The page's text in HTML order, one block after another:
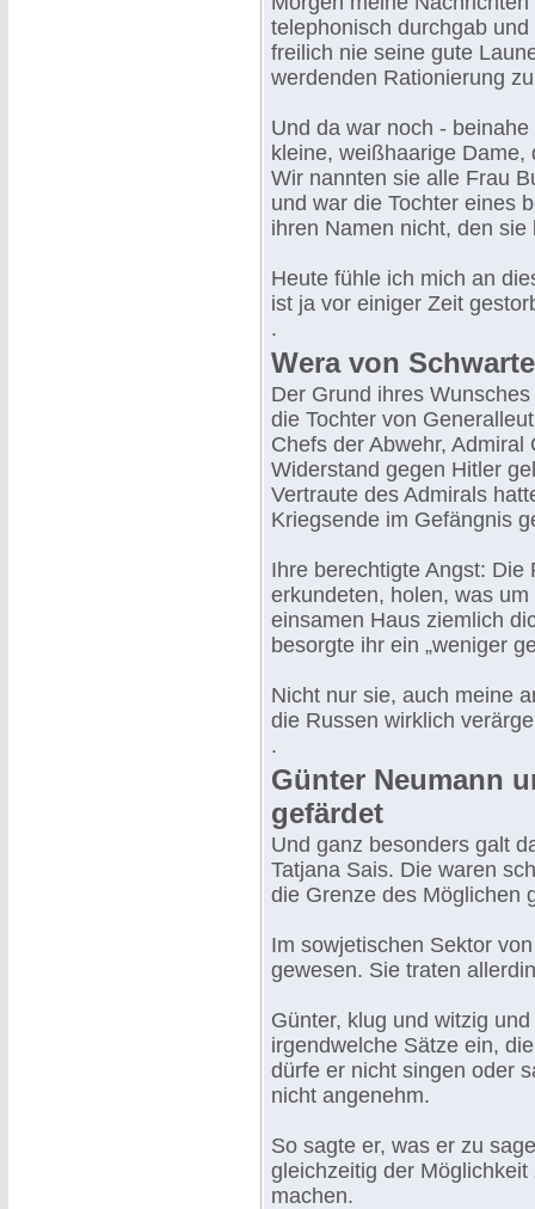
telephonisch durchgab
freilich nie seine gute
werdenden Rationierung
Und da war noch -
kleine, weißhaarige
Wir nannten sie alle Frau
und war die Tochter eines
ihren Namen nicht, den
Heute fühle ich mich an
ist ja vor einiger Zeit
.
Wera von
Der Grund ihres
die Tochter von
Chefs der Abwehr,
Widerstand gegen Hitler
Vertraute des Admirals
Kriegsende im Gefängnis
Ihre berechtigte Angst:
erkundeten, holen, was
einsamen Haus ziemlich
besorgte ihr ein „weniger
Nicht nur sie, auch meine
die Russen wirklich
.
Günter Neumann
gefärdet
Und ganz besonders galt
Tatjana Sais. Die waren
die Grenze des Möglichen
Im sowjetischen Sektor
gewesen. Sie traten
Günter, klug und witzig
irgendwelche Sätze ein,
dürfe er nicht singen oder
nicht angenehm.
So sagte er, was er zu
gleichzeitig der
machen.